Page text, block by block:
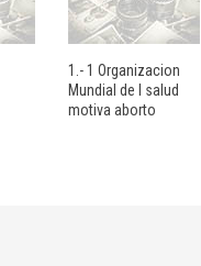
1.- 1 Organizacion
Mundial de l salud
motiva aborto